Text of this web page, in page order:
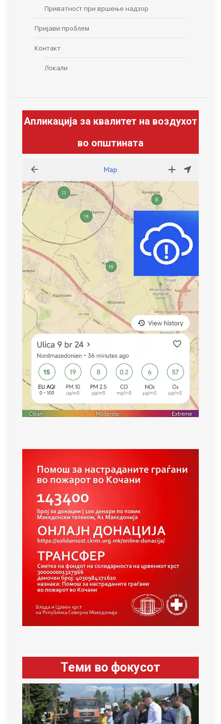
Приватност при вршење надзор
Пријави проблем
Контакт
Локали
Апликација за квалитет на воздухот
во општината
Теми во фокусот